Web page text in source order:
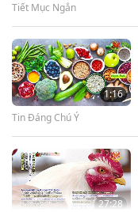
Tiết Mục Ngắn
1:16
Tin Đáng Chú Ý
27:28